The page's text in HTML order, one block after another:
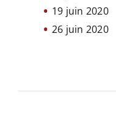
19 juin 2020
26 juin 2020